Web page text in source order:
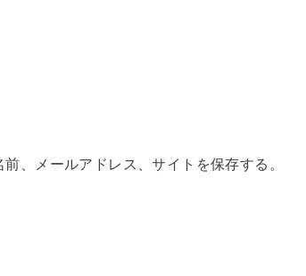
、メールアドレス、サイトを保存する。